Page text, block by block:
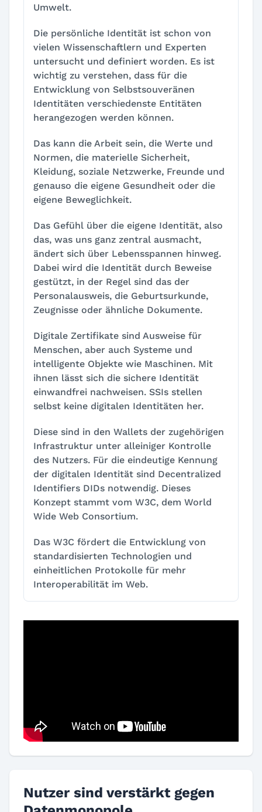
Umwelt.
Die persönliche Identität ist schon von
vielen Wissenschaftlern und Experten
untersucht und definiert worden. Es ist
wichtig zu verstehen, dass für die
Entwicklung von Selbstsouveränen
Identitäten verschiedenste Entitäten
herangezogen werden können.
Das kann die Arbeit sein, die Werte und
Normen, die materielle Sicherheit,
Kleidung, soziale Netzwerke, Freunde und
genauso die eigene Gesundheit oder die
eigene Beweglichkeit.
Das Gefühl über die eigene Identität, also
das, was uns ganz zentral ausmacht,
ändert sich über Lebensspannen hinweg.
Dabei wird die Identität durch Beweise
gestützt, in der Regel sind das der
Personalausweis, die Geburtsurkunde,
Zeugnisse oder ähnliche Dokumente.
Digitale Zertifikate sind Ausweise für
Menschen, aber auch Systeme und
intelligente Objekte wie Maschinen. Mit
ihnen lässt sich die sichere Identität
einwandfrei nachweisen. SSIs stellen
selbst keine digitalen Identitäten her.
Diese sind in den Wallets der zugehörigen
Infrastruktur unter alleiniger Kontrolle
des Nutzers. Für die eindeutige Kennung
der digitalen Identität sind Decentralized
Identifiers DIDs notwendig. Dieses
Konzept stammt vom W3C, dem World
Wide Web Consortium.
Das W3C fördert die Entwicklung von
standardisierten Technologien und
einheitlichen Protokolle für mehr
Interoperabilität im Web.
Nutzer sind verstärkt gegen